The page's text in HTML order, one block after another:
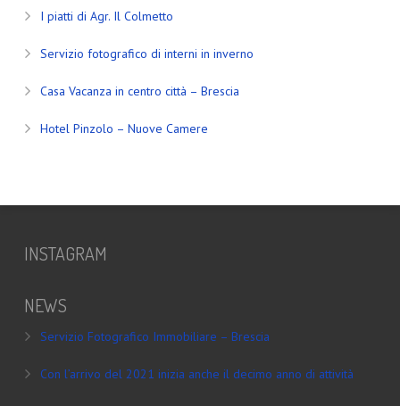
I piatti di Agr. Il Colmetto
Servizio fotografico di interni in inverno
Casa Vacanza in centro città – Brescia
Hotel Pinzolo – Nuove Camere
INSTAGRAM
NEWS
Servizio Fotografico Immobiliare – Brescia
Con l’arrivo del 2021 inizia anche il decimo anno di attività